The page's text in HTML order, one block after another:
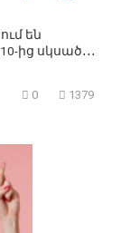
են
ից սկսած․․․
0 1379